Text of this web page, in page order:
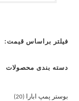
فیلتر براساس قیمت:
دسته بندی محصولات
بوستر پمپ ابارا
20